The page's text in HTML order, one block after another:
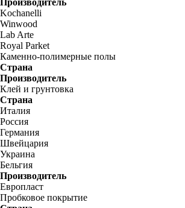
Производитель
Kochanelli
Winwood
Lab Arte
Royal Parket
Каменно-полимерные полы
Страна
Производитель
Клей и грунтовка
Страна
Италия
Россия
Германия
Швейцария
Украина
Бельгия
Производитель
Европласт
Пробковое покрытие